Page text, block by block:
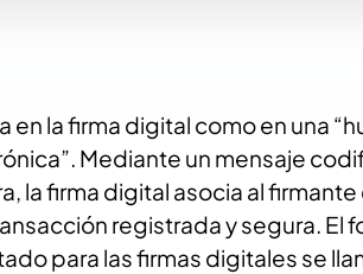
en la firma digital como en una
Mediante un mensaje
la firma digital asocia al
registrada y segura. El
para las firmas digitales se